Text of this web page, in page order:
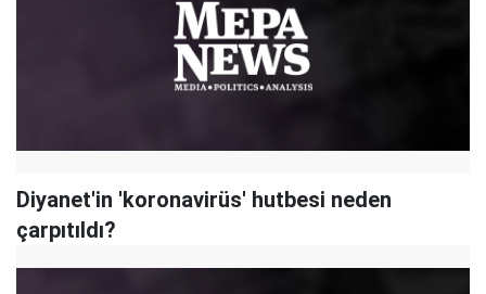
Diyanet'in 'koronavirüs' hutbesi neden
çarpıtıldı?